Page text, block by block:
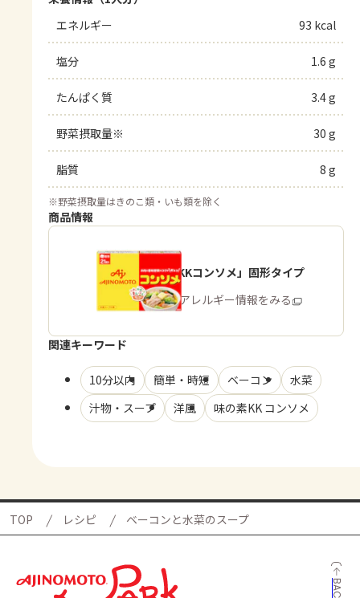
エネルギー
93 kcal
塩分 1.6 g
たんぱく質 3.4 g
野菜摂取量※ 30 g
脂質 8 g
※野菜摂取量はきのこ類・いも類を除く
商品情報
「味の素KKコンソメ」固形タイプ
商品・アレルギー情報をみる
関連キーワード
10分以内 簡単・時短 ベーコン
水菜
汁物・スープ
洋風 味の素KK コンソメ
TOP レシピ ベーコンと水菜のスープ